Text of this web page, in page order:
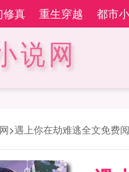
修真 重生穿越 都市
说网
>遇上你在劫难逃全文免费